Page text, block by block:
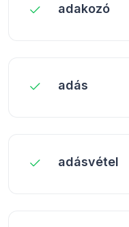
adakozó
adás
adásvétel